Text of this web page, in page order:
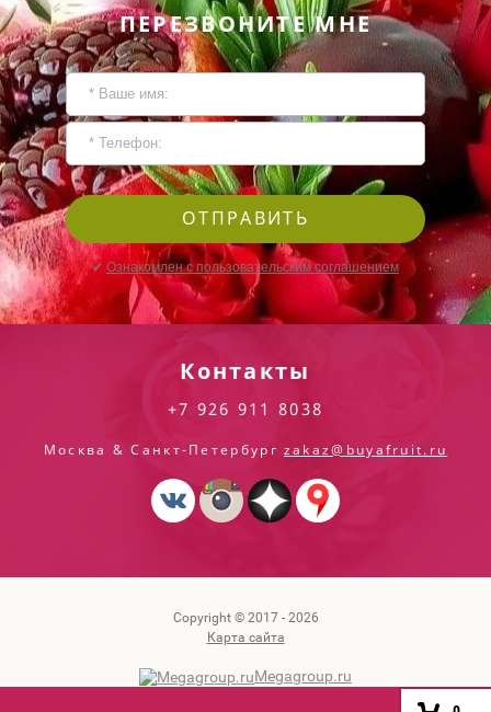
ПЕРЕЗВОНИТЕ МНЕ
ОТПРАВИТЬ
✔ Ознакомлен с пользовательским соглашением
Контакты
+7 926 911 8038
Москва & Санкт-Петербург zakaz@buyafruit.ru
Copyright © 2017 - 2026
Карта сайта
Megagroup.ru